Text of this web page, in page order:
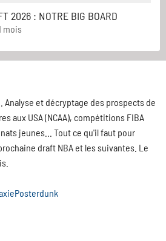
2026 : NOTRE BIG BOARD
mois
Analyse et décryptage des prospects de
aux USA (NCAA), compétitions FIBA
jeunes... Tout ce qu'il faut pour
draft NBA et les suivantes. Le